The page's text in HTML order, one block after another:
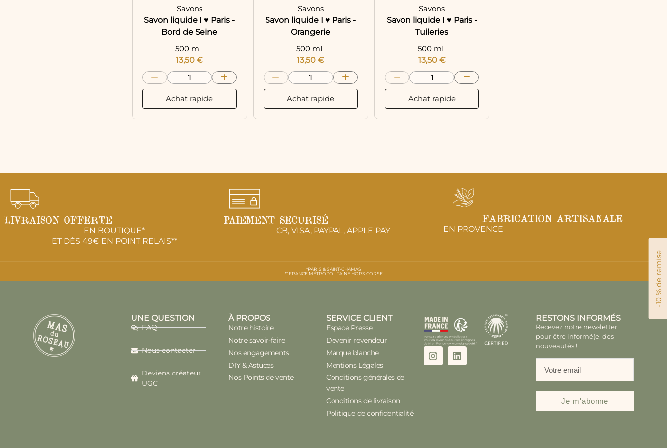
-10 % de remise
Savons
Savon liquide I ♥ Paris -
Bord de Seine
500 mL
13,50€
Achat rapide
Savons
Savon liquide I ♥ Paris -
Orangerie
500 mL
13,50€
Achat rapide
Savons
Savon liquide I ♥ Paris -
Tuileries
500 mL
13,50 €
Achat rapide
LIVRAISON OFFERTE
EN BOUTIQUE*
ET DÈS 49€ EN POINT RELAIS**
PAIEMENT SECURISÉ
CB, VISA, PAYPAL, APPLE PAY
FABRICATION ARTISANALE
EN PROVENCE
*PARIS & SAINT-CHAMAS
** FRANCE MÉTROPOLITAINE HORS CORSE
UNE QUESTION
FAQ
Nous contacter
Deviens créateur
UGC
À PROPOS
Notre histoire
Notre savoir-faire
Nos engagements
DIY & Astuces
Nos Points de vente
SERVICE CLIENT
Espace Presse
Devenir revendeur
Marque blanche
Mentions Légales
Conditions générales de
vente
Conditions de livraison
Politique de confidentialité
RESTONS INFORMÉS
Recevez notre newsletter
pour être informé(e) des
nouveautés !
Je m'abonne